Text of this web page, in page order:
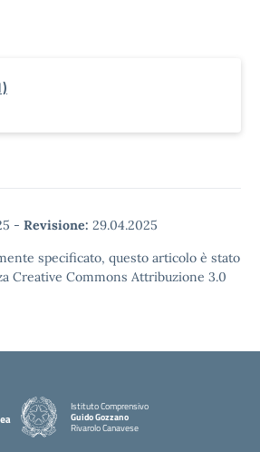
- Revisione: 29.04.2025
specificato, questo articolo è stato
Creative Commons Attribuzione 3.0
Istituto Comprensivo
Guido Gozzano
Rivarolo Canavese